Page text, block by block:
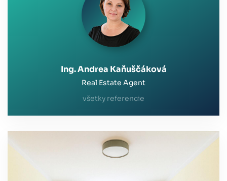
Ing. Andrea Kaňuščáková
Real Estate Agent
všetky referencie